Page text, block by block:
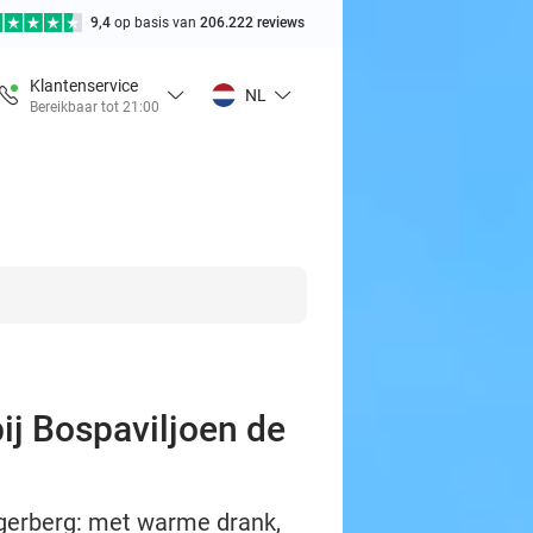
9,4 op basis van 206.222 reviews
Klantenservice
Bereikbaar tot 21:00
NL
Bospaviljoen de
met warme drank,